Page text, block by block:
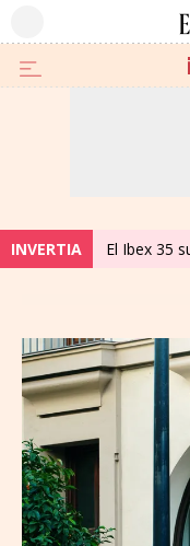
INVERTIA El Ibex 35